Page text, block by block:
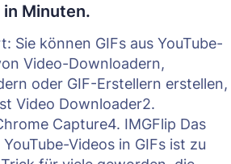
in Minuten.
Sie können GIFs aus YouTube-
Video-Downloadern,
oder GIF-Erstellern erstellen,
Video Downloader2.
Capture4. IMGFlip Das
Videos in GIFs ist zu